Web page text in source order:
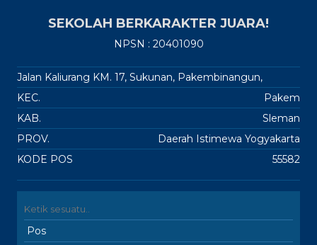
SEKOLAH BERKARAKTER JUARA!
NPSN : 20401090
Jalan Kaliurang KM. 17, Sukunan, Pakembinangun,
KEC.
Pakem
KAB.
Sleman
PROV.
Daerah Istimewa Yogyakarta
KODE POS
55582